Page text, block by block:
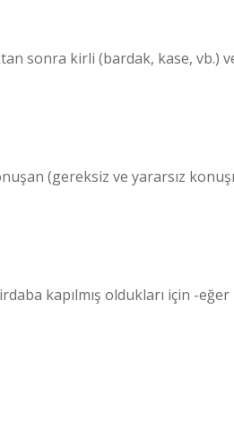
sonra kirli (bardak, kase, vb.)
(gereksiz ve yararsız
kapılmış oldukları için -